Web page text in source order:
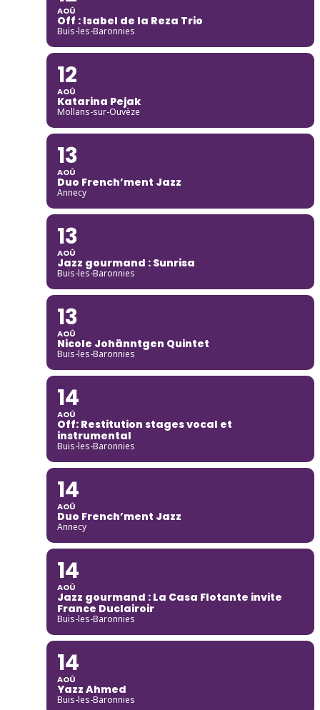
AOÛ
Off : Isabel de la Reza Trio
Buis-les-Baronnies
12
AOÛ
Katarina Pejak
Mollans-sur-Ouvèze
13
AOÛ
Duo French’ment Jazz
Annecy
13
AOÛ
Jazz gourmand : Sunrisa
Buis-les-Baronnies
13
AOÛ
Nicole Johänntgen Quintet
Buis-les-Baronnies
14
AOÛ
Off: Restitution stages vocal et
instrumental
Buis-les-Baronnies
14
AOÛ
Duo French’ment Jazz
Annecy
14
AOÛ
Jazz gourmand : La Casa Flotante invite
France Duclairoir
Buis-les-Baronnies
14
AOÛ
Yazz Ahmed
Buis-les-Baronnies